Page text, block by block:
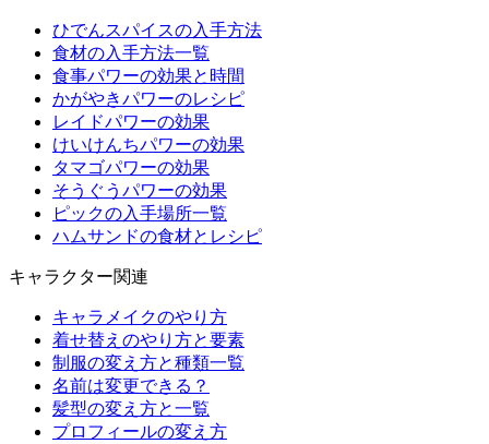
ひでんスパイスの入手方法
食材の入手方法一覧
食事パワーの効果と時間
かがやきパワーのレシピ
レイドパワーの効果
けいけんちパワーの効果
タマゴパワーの効果
そうぐうパワーの効果
ピックの入手場所一覧
ハムサンドの食材とレシピ
キャラクター関連
キャラメイクのやり方
着せ替えのやり方と要素
制服の変え方と種類一覧
名前は変更できる？
髪型の変え方と一覧
プロフィールの変え方